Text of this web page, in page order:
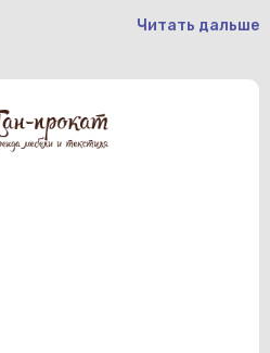
Читать дальше